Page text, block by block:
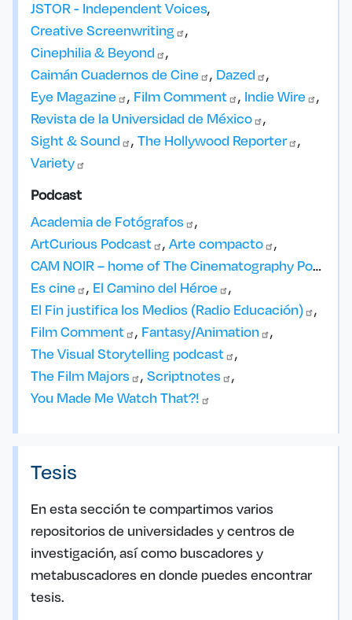
JSTOR - Independent Voices
CreativeScreenwriting
Cinephilia &Beyond
Caimán Cuadernos deCine
Dazed
Eye Magazine FilmComment IndieWire
Revista de la Universidad de México
Sight &Sound The Hollywood Reporter
Variety
Podcast
Academia de Fotógrafos
ArtCuriousPodcast Artecompacto
CAM NOIR – home of The CinematographyPodcast
Escine El Camino del Héroe
El Fin justifica los Medios (RadioEducación)
FilmComment
Fantasy/Animation
The Visual Storytellingpodcast
The FilmMajors
Scriptnotes
You Made Me WatchThat?!
Tesis
En esta sección te compartimos varios
repositorios de universidades y centros de
investigación, así como buscadores y
metabuscadores en donde puedes encontrar
tesis.